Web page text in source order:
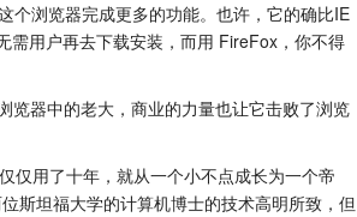
个浏览器完成更多的功能。也许，它的确比IE
需用户再去下载安装，而用 FireFox，你不得
览器中的老大，商业的力量也让它击败了浏览
仅用了十年，就从一个小不点成长为一个帝
斯坦福大学的计算机博士的技术高明所致，但